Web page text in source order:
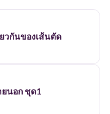
วกันของเส้นตัด
นอก ชุด1